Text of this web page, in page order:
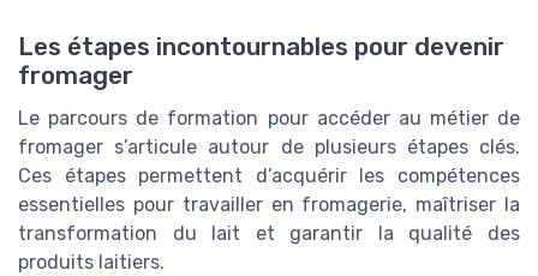
Les étapes incontournables pour devenir
fromager
Le parcours de formation pour accéder au métier de
fromager s’articule autour de plusieurs étapes clés.
Ces étapes permettent d’acquérir les compétences
essentielles pour travailler en fromagerie, maîtriser la
transformation du lait et garantir la qualité des
produits laitiers.